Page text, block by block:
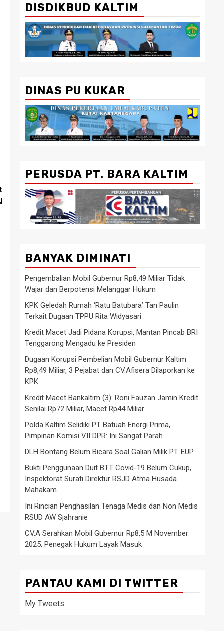
DISDIKBUD KALTIM
DINAS PU KUKAR
PERUSDA PT. BARA KALTIM
BANYAK DIMINATI
Pengembalian Mobil Gubernur Rp8,49 Miliar Tidak
Wajar dan Berpotensi Melanggar Hukum
KPK Geledah Rumah ‘Ratu Batubara’ Tan Paulin
Terkait Dugaan TPPU Rita Widyasari
Kredit Macet Jadi Pidana Korupsi, Mantan Pincab BRI
Tenggarong Mengadu ke Presiden
Dugaan Korupsi Pembelian Mobil Gubernur Kaltim
Rp8,49 Miliar, 3 Pejabat dan CV.Afisera Dilaporkan ke
KPK
Kredit Macet Bankaltim (3): Roni Fauzan Jamin Kredit
Senilai Rp72 Miliar, Macet Rp44 Miliar
Polda Kaltim Selidiki PT Batuah Energi Prima,
Pimpinan Komisi VII DPR: Ini Sangat Parah
DLH Bontang Belum Bicara Soal Galian Milik PT. EUP
Bukti Penggunaan Duit BTT Covid-19 Belum Cukup,
Inspektorat Surati Direktur RSJD Atma Husada
Mahakam
Ini Rincian Penghasilan Tenaga Medis dan Non Medis
RSUD AW Sjahranie
CV.A Serahkan Mobil Gubernur Rp8,5 M November
2025, Penegak Hukum Layak Masuk
PANTAU KAMI DI TWITTER
My Tweets